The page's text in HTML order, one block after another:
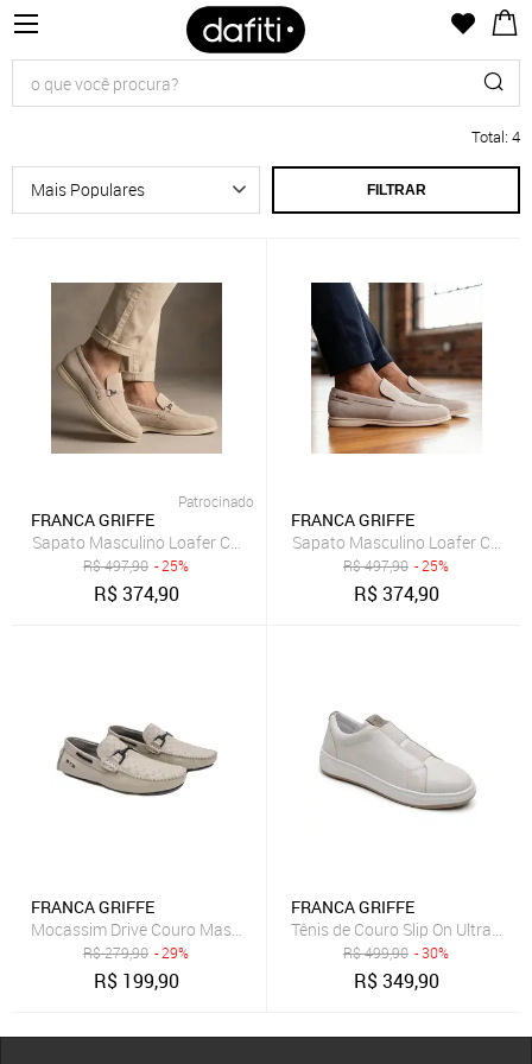
Total: 4
FILTRAR
Patrocinado
FRANCA GRIFFE
Sapato Masculino Loafer Capri Couro Genuíno Solado Reforçado
R$497,90 - 25%
R$374,90
FRANCA GRIFFE
Sapato Masculino Loafer
R$497,90 - 25%
R$374,90
FRANCA GRIFFE
Mocassim Drive Couro Masculino Flexível Macio Solado
R$279,90 - 29%
R$ 199,90
FRANCA GRIFFE
Tênis de Couro Slip On Ultra
R$499,90 - 30%
R$349,90